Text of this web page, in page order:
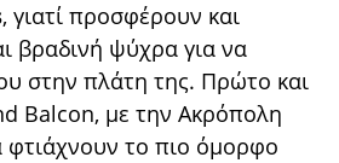
, γιατί προσφέρουν και
βραδινή ψύχρα για να
στην πλάτη της. Πρώτο και
Balcon, με την Ακρόπολη
φτιάχνουν το πιο όμορφο